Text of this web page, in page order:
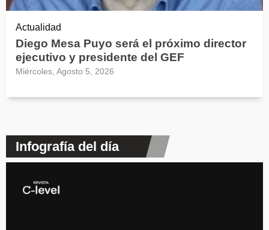
Actualidad
Diego Mesa Puyo será el próximo director
ejecutivo y presidente del GEF
Miércoles, Agosto 5, 2026
Infografía del día